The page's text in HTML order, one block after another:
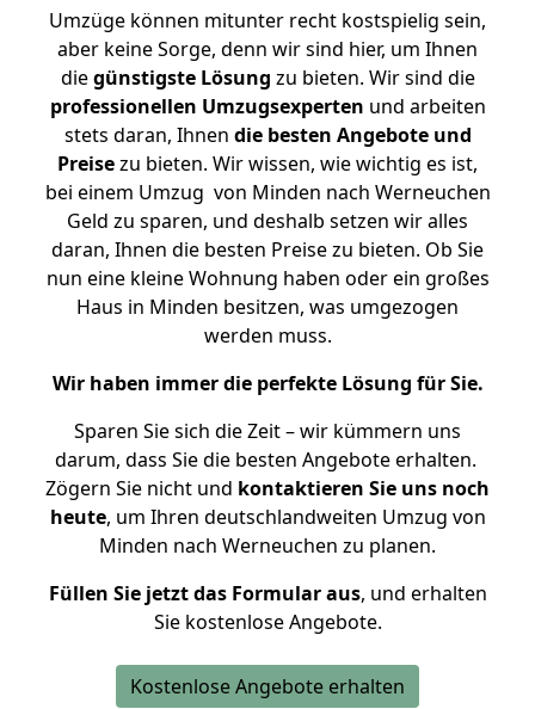
Umzüge können mitunter recht kostspielig sein,
aber keine Sorge, denn wir sind hier, um Ihnen
diegünstigste Lösung zu bieten. Wir sind die
professionellen Umzugsexperten und arbeiten
stets daran, Ihnen die besten Angebote und
Preisezu bieten. Wir wissen, wie wichtig es ist,
bei einem Umzug von Minden nach Werneuchen
Geld zu sparen, und deshalb setzen wir alles
daran, Ihnen die besten Preise zu bieten. Ob Sie
nun eine kleine Wohnung haben oder ein großes
Haus in Minden besitzen, was umgezogen
werden muss.
Wir haben immer die perfekte Lösung für Sie.
Sparen Sie sich die Zeit – wir kümmern uns
darum, dass Sie die besten Angebote erhalten.
Zögern Sie nicht und kontaktieren Sie uns noch
heute, um Ihren deutschlandweiten Umzug von
Minden nach Werneuchen zu planen.
Füllen Sie jetzt das Formular aus, und erhalten
Sie kostenlose Angebote.
Kostenlose Angebote erhalten